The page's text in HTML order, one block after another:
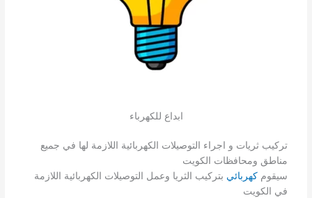
ابداع للكهرباء
تركيب ثريات و اجراء التوصيلات الكهربائية اللازمة لها في جميع
مناطق ومحافظات الكويت
سيقوم كهربائي بتركيب الثريا وعمل التوصيلات الكهربائية اللازمة
في الكويت